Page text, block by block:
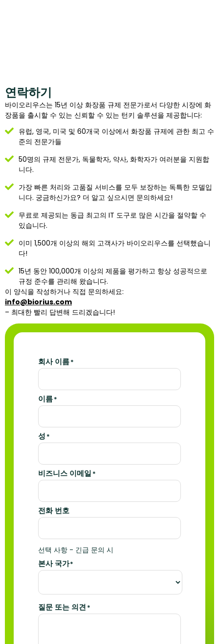
연락하기
바이오리우스는 15년 이상 화장품 규제 전문가로서 다양한 시장에 화
장품을 출시할 수 있는 신뢰할 수 있는 턴키 솔루션을 제공합니다:
유럽, 영국, 미국 및 60개국 이상에서 화장품 규제에 관한 최고 수
준의 전문가들
50명의 규제 전문가, 독물학자, 약사, 화학자가 여러분을 지원합
니다.
가장 빠른 처리와 고품질 서비스를 모두 보장하는 독특한 모델입
니다. 궁금하신가요? 더 알고 싶으시면 문의하세요!
무료로 제공되는 동급 최고의 IT 도구로 많은 시간을 절약할 수
있습니다.
이미 1,500개 이상의 해외 고객사가 바이오리우스를 선택했습니
다!
15년 동안 100,000개 이상의 제품을 평가하고 항상 성공적으로
규정 준수를 관리해 왔습니다.
이 양식을 작성하거나 직접 문의하세요:
info@biorius.com
– 최대한 빨리 답변해 드리겠습니다!
회사 이름*
이름*
성 *
비즈니스 이메일 *
전화 번호
선택 사항 - 긴급 문의 시
본사 국가*
질문 또는 의견 *